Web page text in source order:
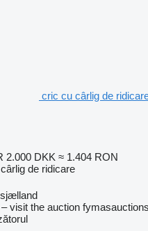
cric cu cârlig de
2.000 DKK ≈ 1.404 RON
de ridicare
visit the auction